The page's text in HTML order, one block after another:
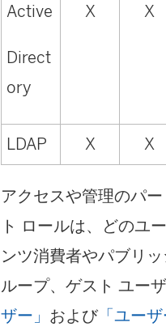
Active
Direct
ory
X X
LDAP X X
アクセスや管理のパ
ト ロールは、どのユ
ンツ消費者やパブリ
ループ、ゲスト ユー
ザー」 および「ユーザ